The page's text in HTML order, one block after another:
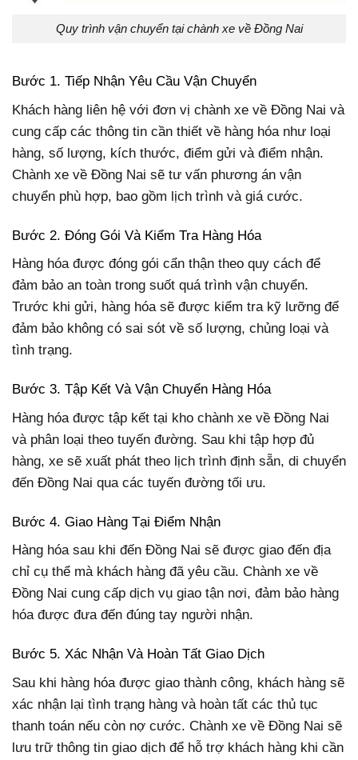
Quy trình vận chuyển tại chành xe về Đồng Nai
Bước 1. Tiếp Nhận Yêu Cầu Vận Chuyển
Khách hàng liên hệ với đơn vị chành xe về Đồng Nai và
cung cấp các thông tin cần thiết về hàng hóa như loại
hàng, số lượng, kích thước, điểm gửi và điểm nhận.
Chành xe về Đồng Nai sẽ tư vấn phương án vận
chuyển phù hợp, bao gồm lịch trình và giá cước.
Bước 2. Đóng Gói Và Kiểm Tra Hàng Hóa
Hàng hóa được đóng gói cẩn thận theo quy cách để
đảm bảo an toàn trong suốt quá trình vận chuyển.
Trước khi gửi, hàng hóa sẽ được kiểm tra kỹ lưỡng để
đảm bảo không có sai sót về số lượng, chủng loại và
tình trạng.
Bước 3. Tập Kết Và Vận Chuyển Hàng Hóa
Hàng hóa được tập kết tại kho chành xe về Đồng Nai
và phân loại theo tuyến đường. Sau khi tập hợp đủ
hàng, xe sẽ xuất phát theo lịch trình định sẵn, di chuyển
đến Đồng Nai qua các tuyến đường tối ưu.
Bước 4. Giao Hàng Tại Điểm Nhận
Hàng hóa sau khi đến Đồng Nai sẽ được giao đến địa
chỉ cụ thể mà khách hàng đã yêu cầu. Chành xe về
Đồng Nai cung cấp dịch vụ giao tận nơi, đảm bảo hàng
hóa được đưa đến đúng tay người nhận.
Bước 5. Xác Nhận Và Hoàn Tất Giao Dịch
Sau khi hàng hóa được giao thành công, khách hàng sẽ
xác nhận lại tình trạng hàng và hoàn tất các thủ tục
thanh toán nếu còn nợ cước. Chành xe về Đồng Nai sẽ
lưu trữ thông tin giao dịch để hỗ trợ khách hàng khi cần